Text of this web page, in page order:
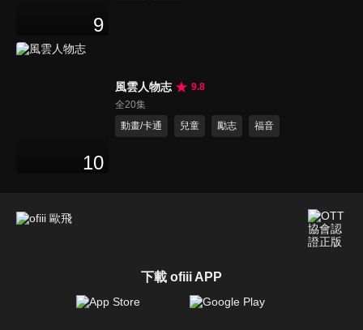
9
10
風雲人物志
9.8
全20集
動畫/卡通
兒童 勵志 福音
下載 ofiii APP